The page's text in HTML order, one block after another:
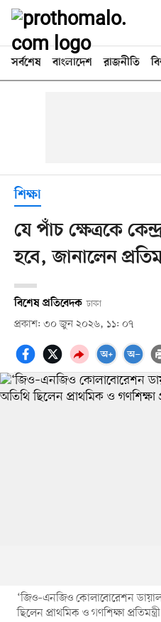
সর্বশেষ বাংলাদেশ রাজনীতি
শিক্ষা
যে পাঁচ ক্ষেত্রকে
হবে, জানালেন
বিশেষ প্রতিবেদক ঢাকা
প্রকাশ: ৩০ জুন ২০২৬, ১১: ০৭
‘জিও–এনজিও কোলাবোরেশন
ছিলেন প্রাথমিক ও গণশিক্ষা